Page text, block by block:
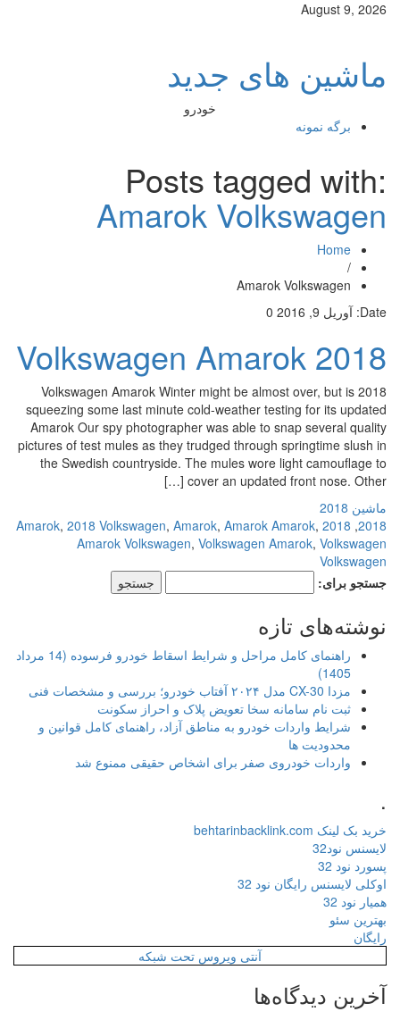
August 9, 2026
ماشین های جدید
خودرو
برگه نمونه
Posts tagged with:
Amarok Volkswagen
Home
/
Amarok Volkswagen
Date: آوریل 9, 2016 0
2018 Volkswagen Amarok
2018 Volkswagen Amarok Winter might be almost over, but is
squeezing some last minute cold-weather testing for its updated
Amarok Our spy photographer was able to snap several quality
pictures of test mules as they trudged through springtime slush in
the Swedish countryside. The mules wore light camouflage to
cover an updated front nose. Other […]
ماشین 2018
2018
,
2018 Amarok
,2018 Volkswagen,Amarok,Amarok Amarok,
Amarok Volkswagen,Volkswagen Amarok,Volkswagen
Volkswagen
جستجو برای:
نوشته‌های تازه
راهنمای کامل مراحل و شرایط اسقاط خودرو فرسوده (14 مرداد
1405)
مزدا CX-30 مدل ۲۰۲۴ آفتاب خودرو؛ بررسی و مشخصات فنی
ثبت نام سامانه سخا تعویض پلاک و احراز سکونت
شرایط واردات خودرو به مناطق آزاد، راهنمای کامل قوانین و
محدودیت ها
واردات خودروی صفر برای اشخاص حقیقی ممنوع شد
خرید بک لینک behtarinbacklink.com
لایسنس نود32
پسورد نود 32
اوکلی لایسنس رایگان نود 32
همیار نود 32
بهترین سئو
رایگان
آنتی ویروس تحت شبکه
آخرین دیدگاه‌ها